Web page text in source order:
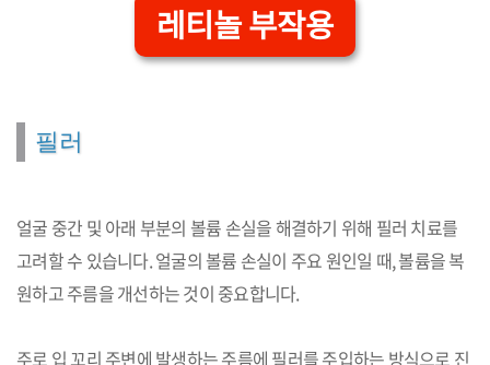
레티놀 부작용
필러
얼굴 중간 및 아래 부분의 볼륨 손실을 해결하기 위해 필러 치료를
고려할 수 있습니다. 얼굴의 볼륨 손실이 주요 원인일 때, 볼륨을 복
원하고 주름을 개선하는 것이 중요합니다.
주로 입 꼬리 주변에 발생하는 주름에 필러를 주입하는 방식으로 진